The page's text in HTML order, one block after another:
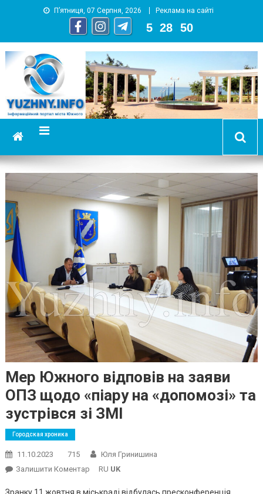
П’ятниця, 07 Серпня, 2026 Реклама на сайті
5 28 51
YUZHNY.INFO
информационный портал города Южный
Мер Южного відповів на заяви
ОПЗ щодо «піару на «допомозі» та
зустрівся зі ЗМІ
Городская хроника
11.10.2023 715
Юля Гринишина
Залишити КоментарOn RU UK